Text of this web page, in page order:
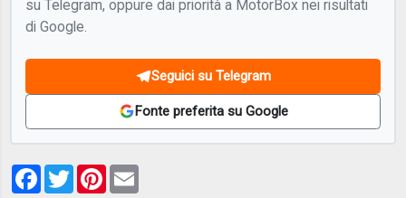
su Telegram, oppure dai priorità a MotorBox nei risultati
di Google.
Seguici su Telegram
Fonte preferita su Google
Facebook
TwitterPinterest